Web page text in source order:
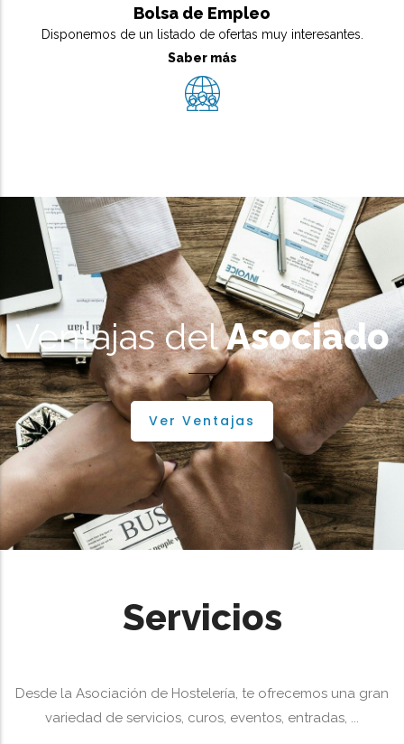
Bolsa de Empleo
Disponemos de un listado de ofertas muy interesantes.
Saber más
Ventajas delAsociado
Ver Ventajas
Servicios
Desde la Asociación de Hostelería, te ofrecemos una gran
variedad de servicios, curos, eventos, entradas, ...